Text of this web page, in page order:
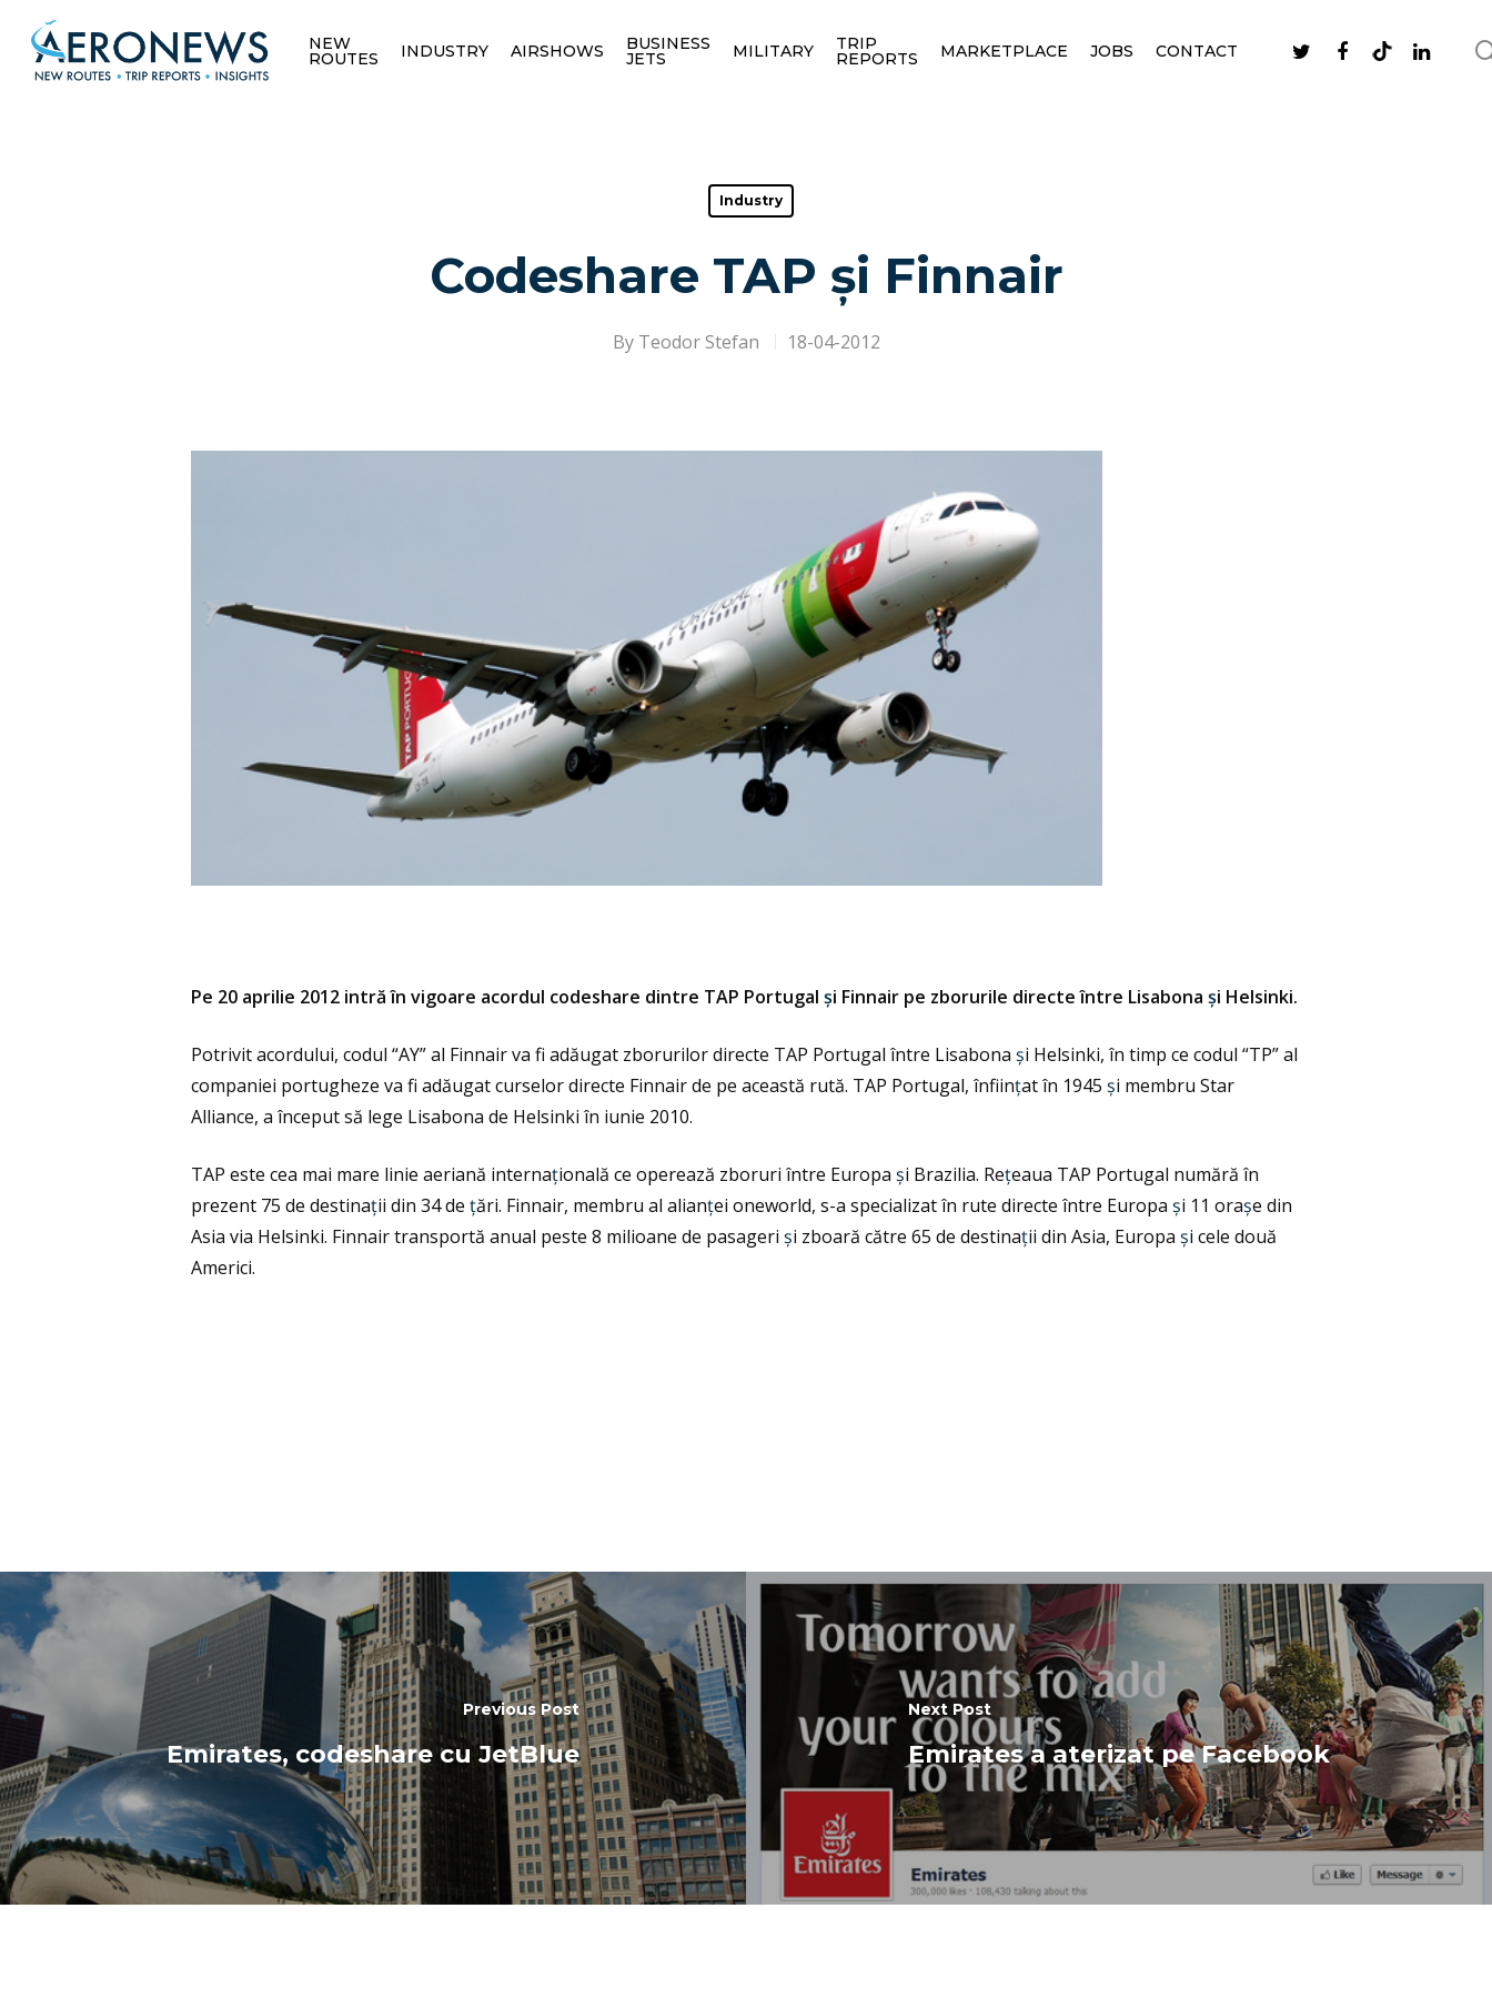
NEW
ROUTES INDUSTRY AIRSHOWS BUSINESS
JETS MILITARY TRIP
REPORTS MARKETPLACE JOBS CONTACT
Industry
Codeshare TAP și Finnair
By Teodor Stefan 18-04-2012
Pe 20 aprilie 2012 intră în vigoare acordul codeshare dintre TAP Portugal și Finnair pe zborurile directe între Lisabona și Helsinki.
Potrivit acordului, codul “AY” al Finnair va fi adăugat zborurilor directe TAP Portugal între Lisabona și Helsinki, în timp ce codul “TP” al
companiei portugheze va fi adăugat curselor directe Finnair de pe această rută. TAP Portugal, înființat în 1945 și membru Star
Alliance, a început să lege Lisabona de Helsinki în iunie 2010.
TAP este cea mai mare linie aeriană internațională ce operează zboruri între Europa și Brazilia. Rețeaua TAP Portugal numără în
prezent 75 de destinații din 34 de țări. Finnair, membru al alianței oneworld, s-a specializat în rute directe între Europa și 11 orașe din
Asia via Helsinki. Finnair transportă anual peste 8 milioane de pasageri și zboară către 65 de destinații din Asia, Europa și cele două
Americi.
Previous Post
Emirates, codeshare cu JetBlue
Next Post
Emirates a aterizat pe Facebook